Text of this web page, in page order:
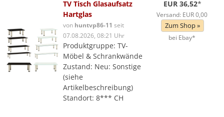
TV Tisch Glasaufsatz
Hartglas
von huntvp86-11 seit
07.08.2026, 08:21 Uhr
Produktgruppe: TV-
Möbel & Schrankwände
Zustand: Neu: Sonstige
(siehe
Artikelbeschreibung)
Standort: 8*** CH
EUR 36,52*
Versand: EUR 0,00
Zum Shop »
bei Ebay*